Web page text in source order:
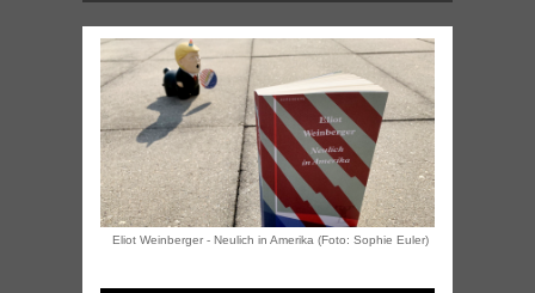
Eliot Weinberger - Neulich in Amerika (Foto: Sophie Euler)